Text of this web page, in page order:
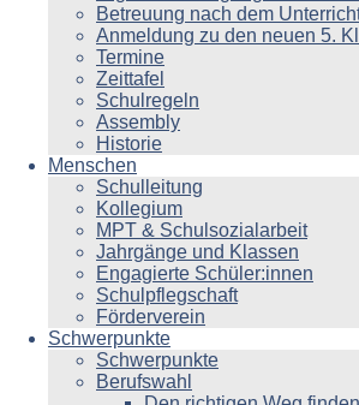
Betreuung nach dem
Anmeldung zu den neuen 5.
Termine
Zeittafel
Schulregeln
Assembly
Historie
Menschen
Schulleitung
Kollegium
MPT & Schulsozialarbeit
Jahrgänge und Klassen
Engagierte Schüler:innen
Schulpflegschaft
Förderverein
Schwerpunkte
Schwerpunkte
Berufswahl